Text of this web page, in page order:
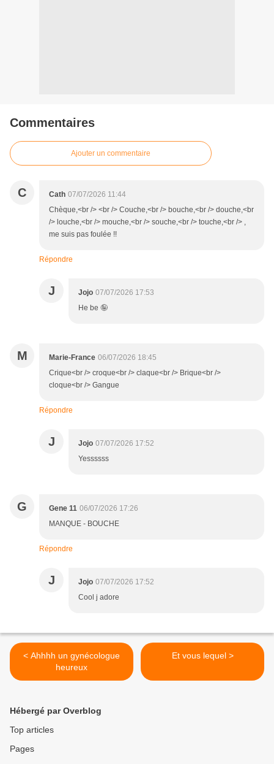
Commentaires
Ajouter un commentaire
C Cath 07/07/2026 11:44
Chèque,<br /> <br /> Couche,<br /> bouche,<br /> douche,<br
/> louche,<br /> mouche,<br /> souche,<br /> touche,<br /> ,
me suis pas foulée !!
Répondre
J Jojo 07/07/2026 17:53
He be 🤪
M Marie-France 06/07/2026 18:45
Crique<br /> croque<br /> claque<br /> Brique<br />
cloque<br /> Gangue
Répondre
J Jojo 07/07/2026 17:52
Yessssss
G Gene 11 06/07/2026 17:26
MANQUE - BOUCHE
Répondre
J Jojo 07/07/2026 17:52
Cool j adore
< Ahhhh un gynécologue
heureux
Et vous lequel >
Hébergé par Overblog
Top articles
Pages